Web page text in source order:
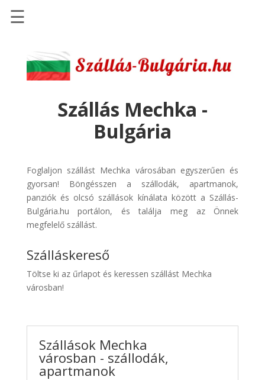
Szállások
Repülőjegy
pénzvisszatérítéssel
Discover
Cars
Transzfer
Kiwi
Taxi
☰
Szállás Mechka -
Bulgária
Foglaljon szállást Mechka városában egyszerűen és
gyorsan! Böngésszen a szállodák, apartmanok,
panziók és olcsó szállások kínálata között a Szállás-
Bulgária.hu portálon, és találja meg az Önnek
megfelelő szállást.
Szálláskereső
Töltse ki az űrlapot és keressen szállást Mechka
városban!
Szállások Mechka
városban - szállodák,
apartmanok